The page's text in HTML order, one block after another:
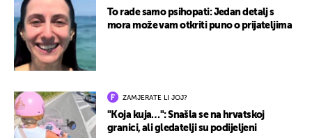
To rade samo psihopati: Jedan detalj s
mora može vam otkriti puno o prijateljima
ZAMJERATE LI JOJ?
"Koja kuja…": Snašla se na hrvatskoj
granici, ali gledatelji su podijeljeni